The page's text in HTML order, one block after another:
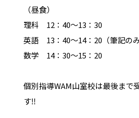
（昼食）
理科 12：40～13：30
英語 13：40～14：20（筆記のみ
数学 14：30～15：20
個別指導WAM山室校は最後まで
す‼